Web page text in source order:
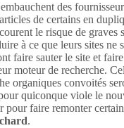
des
de certains en
le risque de graves
à ce que leurs sites ne
faire sauter le site et
moteur de recherche.
organiques convoités
quiconque viole le
pour faire remonter
.